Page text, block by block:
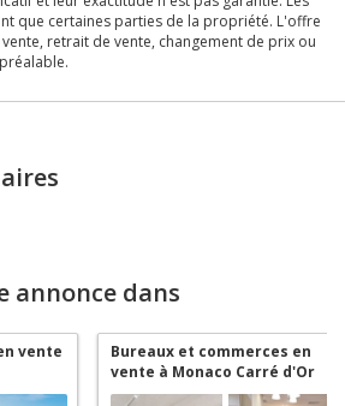
que certaines parties de la propriété. L'offre
retrait de vente, changement de prix ou
annonce dans
vente
Bureaux et commerces en
vente à Monaco Carré d'Or